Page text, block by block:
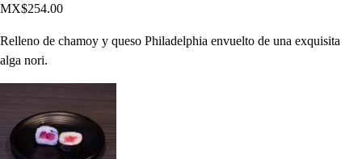
MX$254.00
Relleno de chamoy y queso Philadelphia envuelto de una exquisita
alga nori.